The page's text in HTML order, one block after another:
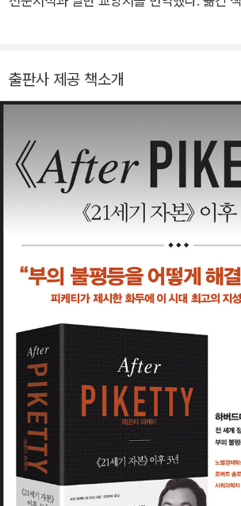
하는가》 《위대한 글로벌 비즈니스》 《중국,
다》 《하버드 정치경제학》 《하버드 행동심리
계의 함정》 《세계경제사》 《호모 이코노미쿠
게 사유하기》 《화폐의 몰락》 《금의 귀환》
자서전》 《감성지능 코칭법》 《경건한 지성》
적 지성》 《클래식 리더십》 《게임이론의 사
출판사 제공 책소개